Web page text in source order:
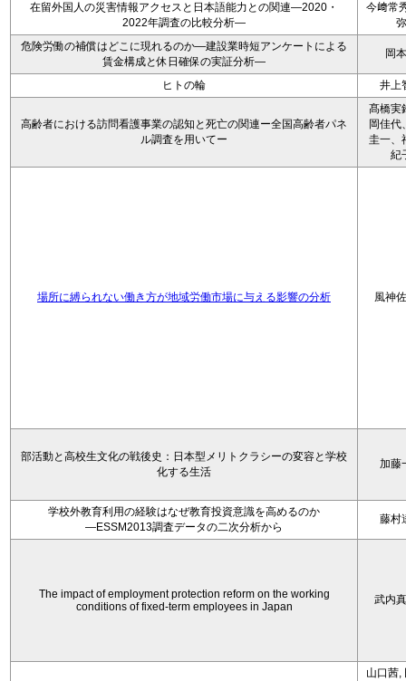
在留外国人の災害情報アクセスと日本語能力との関連―2020・
2022年調査の比較分析―
今﨑常
弥
危険労働の補償はどこに現れるのか―建設業時短アンケートによる
賃金構成と休日確保の実証分析―
岡
ヒトの輪 井上
高齢者における訪問看護事業の認知と死亡の関連ー全国高齢者パネ
ル調査を用いてー
髙橋実
岡佳代
圭一、
紀
場所に縛られない働き方が地域労働市場に与える影響の分析 風神
部活動と高校生文化の戦後史：日本型メリトクラシーの変容と学校
化する生活
加藤
学校外教育利用の経験はなぜ教育投資意識を高めるのか
―ESSM2013調査データの二次分析から
藤村
The impact of employment protection reform on the working
conditions of fixed-term employees in Japan
武内
山口茜,